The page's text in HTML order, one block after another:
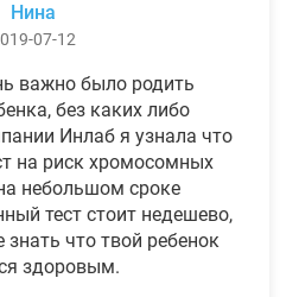
Нина
07-12
важно было родить
без каких либо
Инлаб я узнала что
на риск хромосомных
небольшом сроке
тест стоит недешево,
знать что твой ребенок
здоровым.